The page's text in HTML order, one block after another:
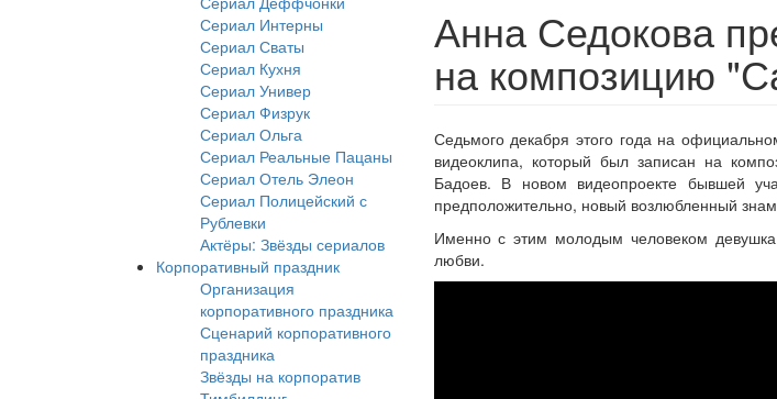
Сериал Интерны
Сериал Сваты
Сериал Кухня
Сериал Универ
Сериал Физрук
Сериал Ольга
Сериал Реальные Пацаны
Сериал Отель Элеон
Сериал Полицейский с
Рублевки
Актёры: Звёзды сериалов
Корпоративный праздник
Организация
корпоративного праздника
Сценарий корпоративного
праздника
Звёзды на корпоратив
Анна Седокова
на композицию
Седьмого декабря этого года на
видеоклипа, который был записан на
Бадоев. В новом видеопроекте бывшей
предположительно, новый возлюбленный
Именно с этим молодым человеком
любви.